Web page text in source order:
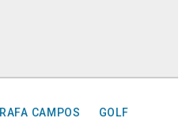
RAFA CAMPOS
GOLF